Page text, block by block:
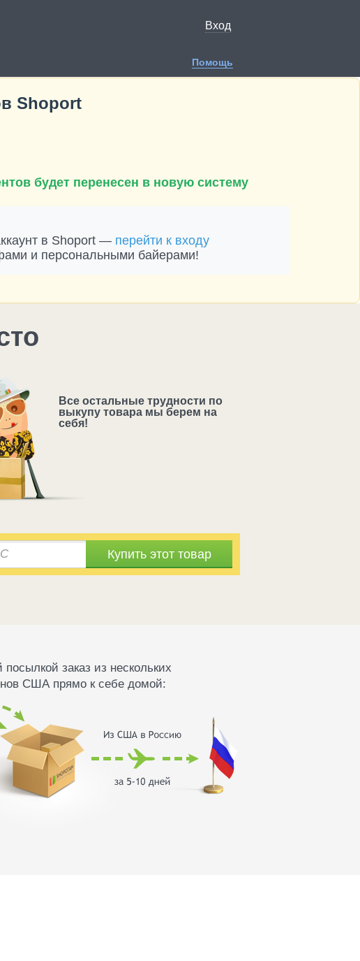
Вход
Помощь
Shoport
будет перенесен в новую систему
в Shoport — перейти к входу
и персональными байерами!
Все остальные трудности по
выкупу товара мы берем на
себя!
Купить этот товар
заказ из нескольких
США прямо к себе домой: